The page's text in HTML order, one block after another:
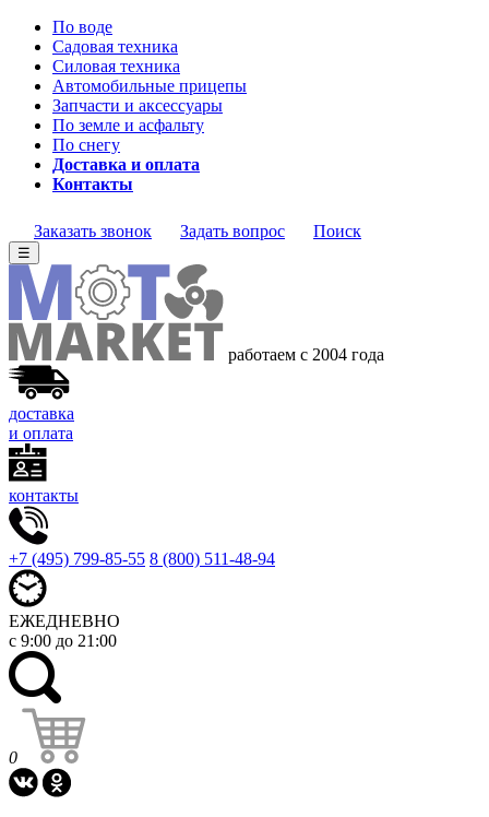
По воде
Садовая техника
Силовая техника
Автомобильные прицепы
Запчасти и аксессуары
По земле и асфальту
По снегу
Доставка и оплата
Контакты
Заказать звонок Задать вопрос Поиск
☰
работаем с 2004 года
доставка
и оплата
контакты
+7 (495) 799-85-55 8 (800) 511-48-94
ЕЖЕДНЕВНО
с 9:00 до 21:00
0